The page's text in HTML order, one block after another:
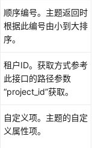
顺序编号。主题返回时
根据此编号由小到大排
序。
租户ID。获取方式参考
此接口的路径参数
“project_id”获取。
自定义项。主题的自定
义属性项。